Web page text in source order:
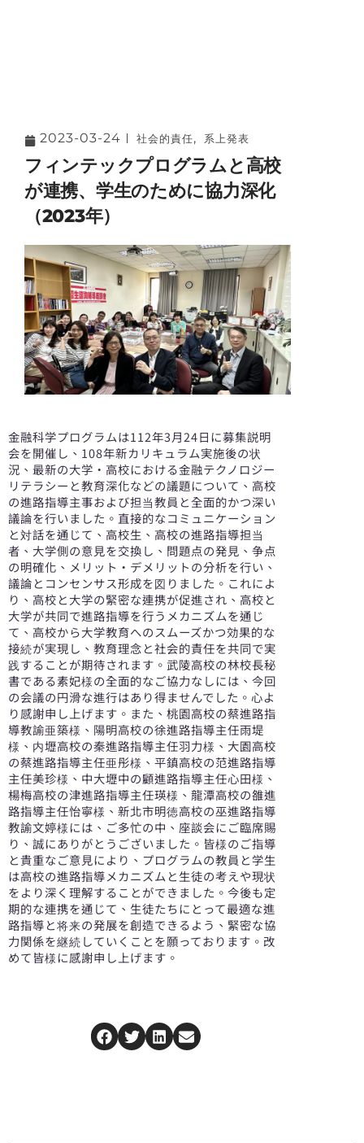
2023-03-24 社会的責任, 系上発表
フィンテックプログラムと高校
が連携、学生のために協力深化
（2023年）
金融科学プログラムは112年3月24日に募集説明
会を開催し、108年新カリキュラム実施後の状
況、最新の大学・高校における金融テクノロジー
リテラシーと教育深化などの議題について、高校
の進路指導主事および担当教員と全面的かつ深い
議論を行いました。直接的なコミュニケーション
と対話を通じて、高校生、高校の進路指導担当
者、大学側の意見を交換し、問題点の発見、争点
の明確化、メリット・デメリットの分析を行い、
議論とコンセンサス形成を図りました。これによ
り、高校と大学の緊密な連携が促進され、高校と
大学が共同で進路指導を行うメカニズムを通じ
て、高校から大学教育へのスムーズかつ効果的な
接続が実現し、教育理念と社会的責任を共同で実
践することが期待されます。武陵高校の林校長秘
書である素妃様の全面的なご協力なしには、今回
の会議の円滑な進行はあり得ませんでした。心よ
り感謝申し上げます。また、桃園高校の蔡進路指
導教諭亜築様、陽明高校の徐進路指導主任雨堤
様、内壢高校の秦進路指導主任羽力様、大園高校
の蔡進路指導主任亜彤様、平鎮高校の范進路指導
主任美珍様、中大壢中の顧進路指導主任心田様、
楊梅高校の津進路指導主任瑛様、龍潭高校の雒進
路指導主任怡寧様、新北市明徳高校の巫進路指導
教諭文婷様には、ご多忙の中、座談会にご臨席賜
り、誠にありがとうございました。皆様のご指導
と貴重なご意見により、プログラムの教員と学生
は高校の進路指導メカニズムと生徒の考えや現状
をより深く理解することができました。今後も定
期的な連携を通じて、生徒たちにとって最適な進
路指導と将来の発展を創造できるよう、緊密な協
力関係を継続していくことを願っております。改
めて皆様に感謝申し上げます。